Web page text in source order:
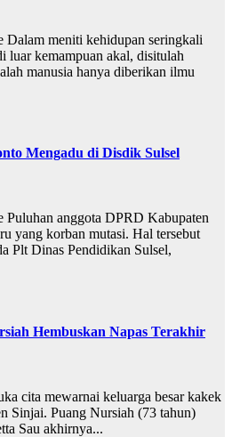
Dalam meniti kehidupan seringkali
luar kemampuan akal, disitulah
manusia hanya diberikan ilmu
Mengadu di Disdik Sulsel
Puluhan anggota DPRD Kabupaten
yang korban mutasi. Hal tersebut
Plt Dinas Pendidikan Sulsel,
Hembuskan Napas Terakhir
cita mewarnai keluarga besar kakek
Sinjai. Puang Nursiah (73 tahun)
Sau akhirnya...